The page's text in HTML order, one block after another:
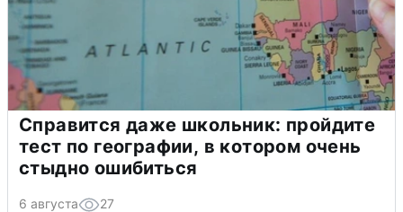
Справится даже школьник: пройдите
тест по географии, в котором очень
стыдно ошибиться
6 августа 27